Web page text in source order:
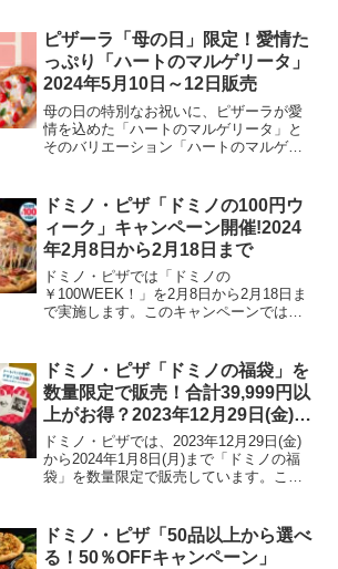
パレルのオンワードがデザインした「オ
リ...
ピザーラ「母の日」限定！愛情た
っぷり「ハートのマルゲリータ」
2024年5月10日～12日販売
母の日の特別なお祝いに、ピザーラが愛
情を込めた「ハートのマルゲリータ」と
そのバリエーション「ハートのマルゲリ
謝の気持ちを表現するのにぴったりなア
イテムです。2024年...
ドミノ・ピザ「ドミノの100円ウ
ィーク」キャンペーン開催!2024
年2月8日から2月18日まで
ドミノ・ピザでは「ドミノの
￥100WEEK！」を2月8日から2月18日ま
で実施します。このキャンペーンでは、1
す。ピザ、マイドミノ、ピザライスボウ
ル、ピザパスタボウ...
ドミノ・ピザ「ドミノの福袋」を
数量限定で販売！合計39,999円以
上がお得？2023年12月29日(金)か
ら翌1月8日(月)まで。
ドミノ・ピザでは、2023年12月29日(金)
から2024年1月8日(月)まで「ドミノの福
袋」を数量限定で販売しています。この
選べるサイドメニュー2品オリジナルト...
ドミノ・ピザ「50品以上から選べ
る！50％OFFキャンペーン」